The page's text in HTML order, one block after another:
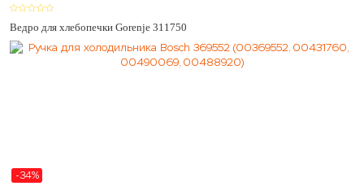
Ведро для хлебопечки Gorenje 311750
-34%